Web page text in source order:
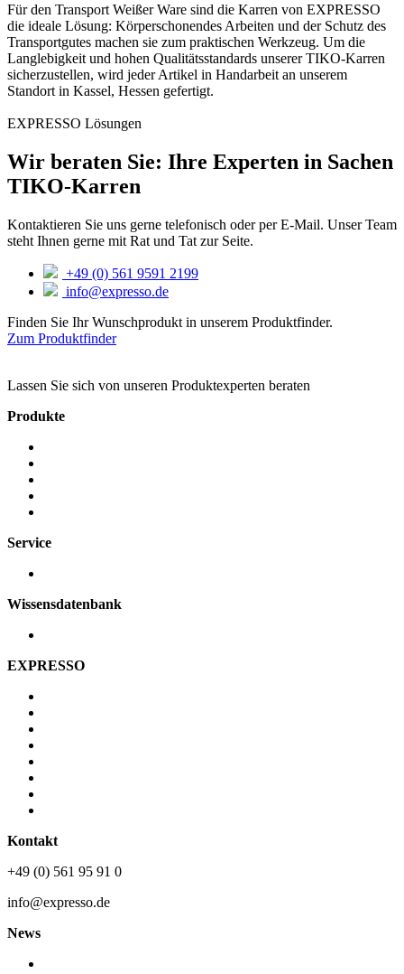
Für den Transport Weißer Ware sind die Karren von EXPRESSO
die ideale Lösung: Körperschonendes Arbeiten und der Schutz des
Transportgutes machen sie zum praktischen Werkzeug. Um die
Langlebigkeit und hohen Qualitätsstandards unserer TIKO-Karren
sicherzustellen, wird jeder Artikel in Handarbeit an unserem
Standort in Kassel, Hessen gefertigt.
EXPRESSO Lösungen
Wir beraten Sie: Ihre Experten in Sachen
TIKO-Karren
Kontaktieren Sie uns gerne telefonisch oder per E-Mail. Unser Team
steht Ihnen gerne mit Rat und Tat zur Seite.
+49 (0) 561 9591 2199
info@expresso.de
Finden Sie Ihr Wunschprodukt in unserem Produktfinder.
Zum Produktfinder
Lassen Sie sich von unseren Produktexperten beraten
Produkte
Service
Wissensdatenbank
EXPRESSO
Kontakt
+49 (0) 561 95 91 0
info@expresso.de
News